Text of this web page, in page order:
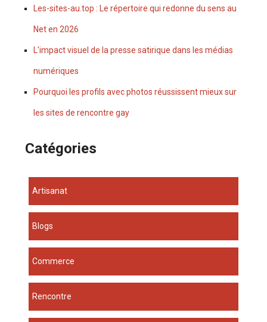
Les-sites-au.top : Le répertoire qui redonne du sens au
Net en 2026
L'impact visuel de la presse satirique dans les médias
numériques
Pourquoi les profils avec photos réussissent mieux sur
les sites de rencontre gay
Catégories
Artisanat
Blogs
Commerce
Rencontre